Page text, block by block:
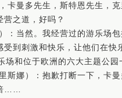
卡曼多先生，斯特恩先生，
之道，好吗？
：当然。我经营过的游乐场
到刺激和快乐，让他们在
场和位于欧洲的六大主题公
斯娜）：抱歉打断一下，卡
……